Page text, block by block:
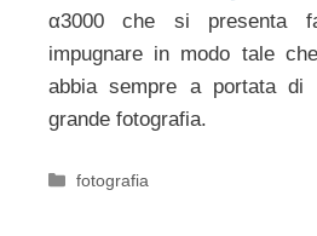
α3000 che si presenta
impugnare in modo tale
abbia sempre a portata di
grande fotografia.
Categorie
fotografia